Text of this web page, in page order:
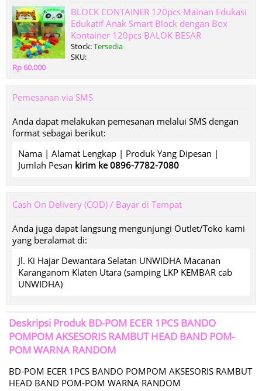
BLOCK CONTAINER 120pcs Mainan Edukasi
Edukatif Anak Smart Block dengan Box
Kontainer 120pcs BALOK BESAR
Stock:Tersedia
SKU:
Rp 60.000
Pemesanan via SMS
Anda dapat melakukan pemesanan melalui SMS dengan
format sebagai berikut:
Nama | Alamat Lengkap | Produk Yang Dipesan |
Jumlah Pesan kirim ke 0896-7782-7080
Cash On Delivery (COD) / Bayar di Tempat
Anda juga dapat langsung mengunjungi Outlet/Toko kami
yang beralamat di:
Jl. Ki Hajar Dewantara Selatan UNWIDHA Macanan
Karanganom Klaten Utara (samping LKP KEMBAR cab
UNWIDHA)
Deskripsi ProdukBD-POM ECER 1PCS BANDO
POMPOM AKSESORIS RAMBUT HEAD BAND POM-
POM WARNA RANDOM
BD-POM ECER 1PCS BANDO POMPOM AKSESORIS RAMBUT
HEAD BAND POM-POM WARNA RANDOM